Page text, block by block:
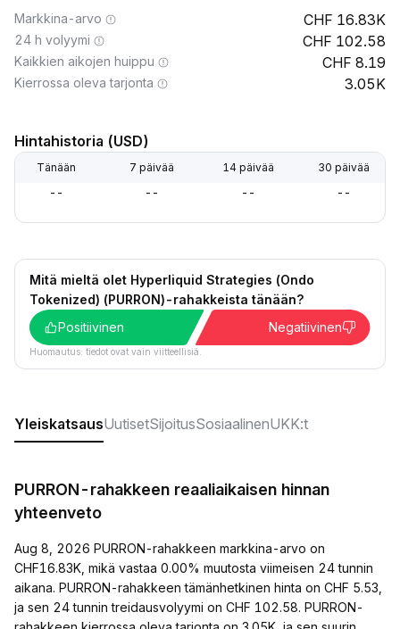
Markkina-arvo 16.83K
24 h volyymi 102.58
Kaikkien aikojen huippu 8.19
Kierrossa oleva tarjonta 3.05K
Hintahistoria (USD)
Tänään 7 päivää 14 päivää 30 päivää
-- -- -- --
Mitä mieltä olet Hyperliquid Strategies (Ondo
Tokenized) (PURRON)-rahakkeista tänään?
Positiivinen
Negatiivinen
Huomautus: tiedot ovat vain viitteellisiä.
YleiskatsausUutisetSijoitusSosiaalinenUKK:t
PURRON-rahakkeen reaaliaikaisen hinnan
yhteenveto
Aug 8, 2026 PURRON-rahakkeen markkina-arvo on
CHF16.83K, mikä vastaa 0.00% muutosta viimeisen 24 tunnin
aikana. PURRON-rahakkeen tämänhetkinen hinta on CHF 5.53,
ja sen 24 tunnin treidausvolyymi on CHF 102.58. PURRON-